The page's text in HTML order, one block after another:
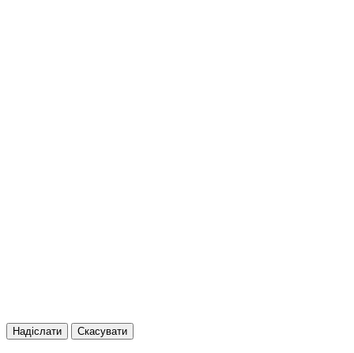
Надіслати Скасувати